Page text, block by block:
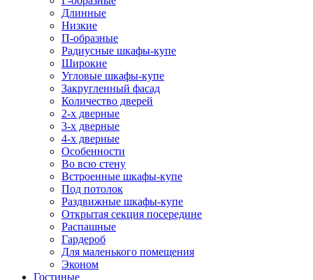
Длинные
Низкие
П-образные
Радиусные шкафы-купе
Широкие
Угловые шкафы-купе
Закругленный фасад
Количество дверей
2-х дверные
3-х дверные
4-х дверные
Особенности
Во всю стену
Встроенные шкафы-купе
Под потолок
Раздвижные шкафы-купе
Открытая секция посередине
Распашные
Гардероб
Для маленького помещения
Эконом
Гостиные